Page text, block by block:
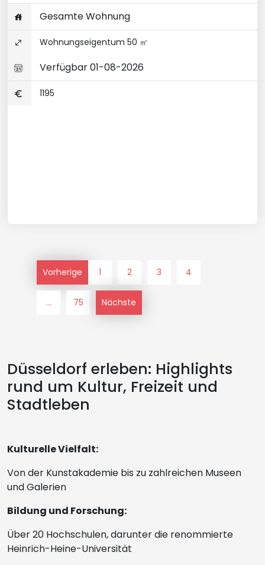
Gesamte Wohnung
Wohnungseigentum 50 ㎡
Verfügbar 01-08-2026
1195
Vorherige 1 2 3 4
... 75 Nächste
Düsseldorf erleben: Highlights
rund um Kultur, Freizeit und
Stadtleben
Kulturelle Vielfalt:
Von der Kunstakademie bis zu zahlreichen Museen
und Galerien
Bildung und Forschung:
Über 20 Hochschulen, darunter die renommierte
Heinrich-Heine-Universität